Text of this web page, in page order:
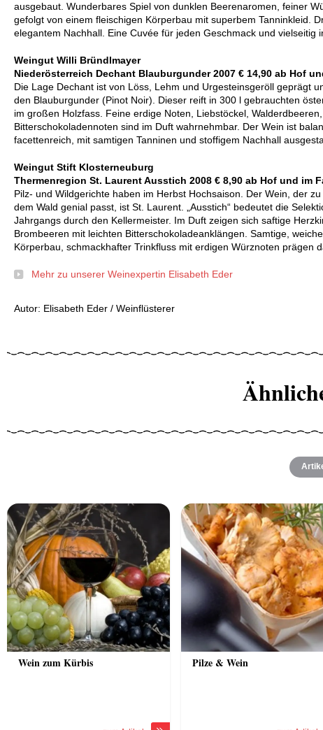
ausgebaut. Wunderbares Spiel von dunklen Beerenaromen, feiner
gefolgt von einem fleischigen Körperbau mit superbem Tanninkleid.
elegantem Nachhall. Eine Cuvée für jeden Geschmack und vielseitig
Weingut Willi Bründlmayer
Niederösterreich Dechant Blauburgunder 2007 € 14,90 ab Hof
Die Lage Dechant ist von Löss, Lehm und Urgesteinsgeröll geprägt
den Blauburgunder (Pinot Noir). Dieser reift in 300 l gebrauchten
im großen Holzfass. Feine erdige Noten, Liebstöckel,
Bitterschokoladennoten sind im Duft wahrnehmbar. Der Wein ist
facettenreich, mit samtigen Tanninen und stoffigem Nachhall
Weingut Stift Klosterneuburg
Thermenregion St. Laurent Ausstich 2008 € 8,90 ab Hof und im
Pilz- und Wildgerichte haben im Herbst Hochsaison. Der Wein, der
dem Wald genial passt, ist St. Laurent. „Ausstich“ bedeutet die
Jahrgangs durch den Kellermeister. Im Duft zeigen sich saftige
Brombeeren mit leichten Bitterschokoladeanklängen. Samtige,
Körperbau, schmackhafter Trinkfluss mit erdigen Würznoten prägen
Mehr zu unserer Weinexpertin Elisabeth Eder
Autor: Elisabeth Eder / Weinflüsterer
Wein zum Kürbis Pilze & Wein